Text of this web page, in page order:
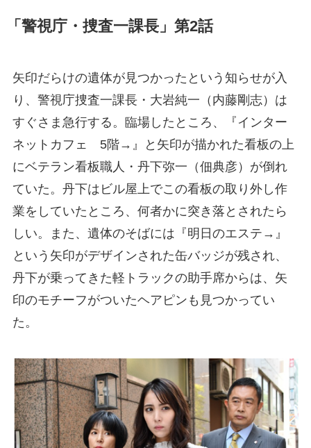
「警視庁・捜査一課長」第2話
矢印だらけの遺体が見つかったという知らせが入
り、警視庁捜査一課長・大岩純一（内藤剛志）は
すぐさま急行する。臨場したところ、『インター
ネットカフェ 5階→』と矢印が描かれた看板の上
にベテラン看板職人・丹下弥一（佃典彦）が倒れ
ていた。丹下はビル屋上でこの看板の取り外し作
業をしていたところ、何者かに突き落とされたら
しい。また、遺体のそばには『明日のエステ→』
という矢印がデザインされた缶バッジが残され、
丹下が乗ってきた軽トラックの助手席からは、矢
印のモチーフがついたヘアピンも見つかってい
た。